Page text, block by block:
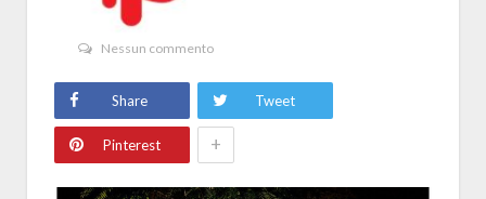
Nessun commento
Share Tweet
Pinterest +